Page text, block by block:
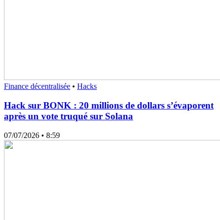
Finance décentralisée • Hacks
Hack sur BONK : 20 millions de dollars s’évaporent
après un vote truqué sur Solana
07/07/2026 • 8:59